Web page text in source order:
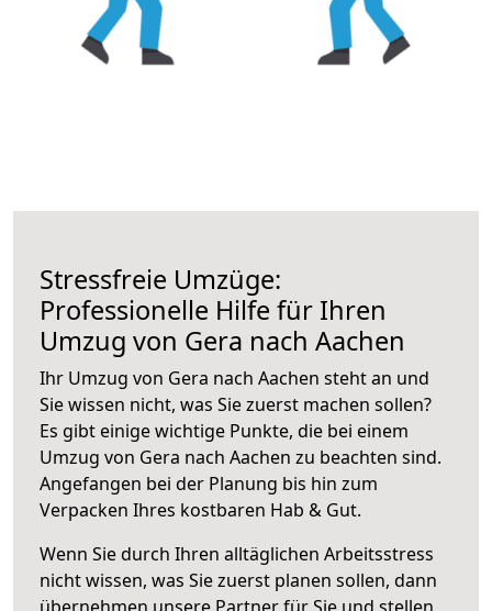
Stressfreie Umzüge:
Professionelle Hilfe für Ihren
Umzug von Gera nach Aachen
Ihr Umzug von Gera nach Aachen steht an und
Sie wissen nicht, was Sie zuerst machen sollen?
Es gibt einige wichtige Punkte, die bei einem
Umzug von Gera nach Aachen zu beachten sind.
Angefangen bei der Planung bis hin zum
Verpacken Ihres kostbaren Hab & Gut.
Wenn Sie durch Ihren alltäglichen Arbeitsstress
nicht wissen, was Sie zuerst planen sollen, dann